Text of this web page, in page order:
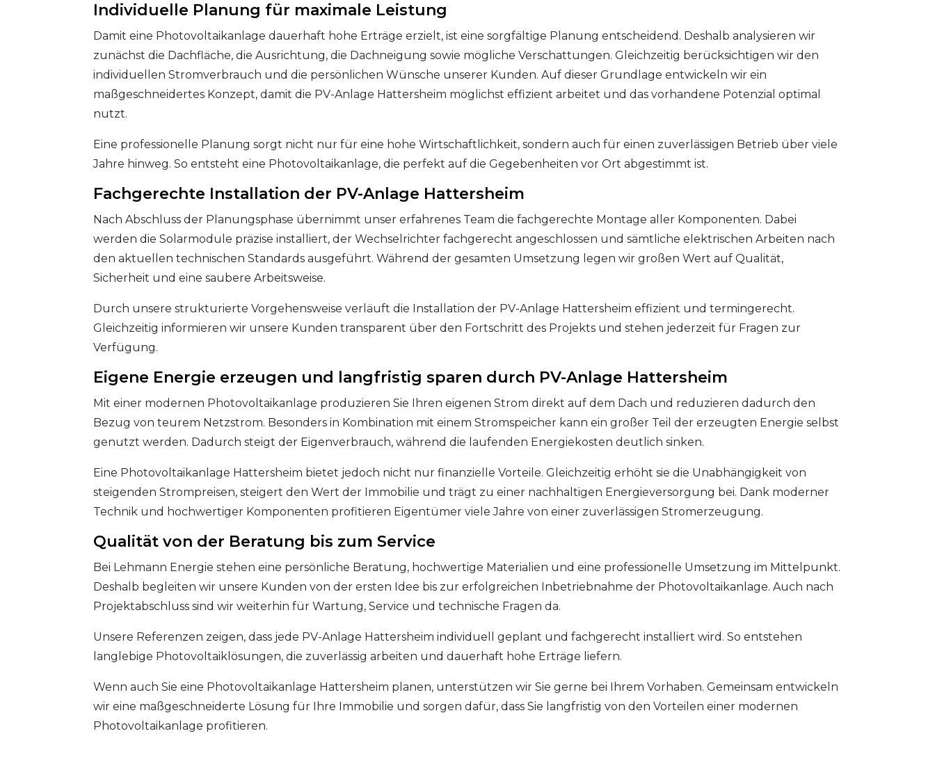
Individuelle Planung für maximale Leistung
Damit eine Photovoltaikanlage dauerhaft hohe Erträge erzielt, ist eine sorgfältige Planung entscheidend. Deshalb analysieren wir
zunächst die Dachfläche, die Ausrichtung, die Dachneigung sowie mögliche Verschattungen. Gleichzeitig berücksichtigen wir den
individuellen Stromverbrauch und die persönlichen Wünsche unserer Kunden. Auf dieser Grundlage entwickeln wir ein
maßgeschneidertes Konzept, damit die PV-Anlage Hattersheim möglichst effizient arbeitet und das vorhandene Potenzial optimal
nutzt.
Eine professionelle Planung sorgt nicht nur für eine hohe Wirtschaftlichkeit, sondern auch für einen zuverlässigen Betrieb über viele
Jahre hinweg. So entsteht eine Photovoltaikanlage, die perfekt auf die Gegebenheiten vor Ort abgestimmt ist.
Fachgerechte Installation der PV-Anlage Hattersheim
Nach Abschluss der Planungsphase übernimmt unser erfahrenes Team die fachgerechte Montage aller Komponenten. Dabei
werden die Solarmodule präzise installiert, der Wechselrichter fachgerecht angeschlossen und sämtliche elektrischen Arbeiten nach
den aktuellen technischen Standards ausgeführt. Während der gesamten Umsetzung legen wir großen Wert auf Qualität,
Sicherheit und eine saubere Arbeitsweise.
Durch unsere strukturierte Vorgehensweise verläuft die Installation der PV-Anlage Hattersheim effizient und termingerecht.
Gleichzeitig informieren wir unsere Kunden transparent über den Fortschritt des Projekts und stehen jederzeit für Fragen zur
Verfügung.
Eigene Energie erzeugen und langfristig sparen durch PV-Anlage Hattersheim
Mit einer modernen Photovoltaikanlage produzieren Sie Ihren eigenen Strom direkt auf dem Dach und reduzieren dadurch den
Bezug von teurem Netzstrom. Besonders in Kombination mit einem Stromspeicher kann ein großer Teil der erzeugten Energie selbst
genutzt werden. Dadurch steigt der Eigenverbrauch, während die laufenden Energiekosten deutlich sinken.
Eine Photovoltaikanlage Hattersheim bietet jedoch nicht nur finanzielle Vorteile. Gleichzeitig erhöht sie die Unabhängigkeit von
steigenden Strompreisen, steigert den Wert der Immobilie und trägt zu einer nachhaltigen Energieversorgung bei. Dank moderner
Technik und hochwertiger Komponenten profitieren Eigentümer viele Jahre von einer zuverlässigen Stromerzeugung.
Qualität von der Beratung bis zum Service
Bei Lehmann Energie stehen eine persönliche Beratung, hochwertige Materialien und eine professionelle Umsetzung im Mittelpunkt.
Deshalb begleiten wir unsere Kunden von der ersten Idee bis zur erfolgreichen Inbetriebnahme der Photovoltaikanlage. Auch nach
Projektabschluss sind wir weiterhin für Wartung, Service und technische Fragen da.
Unsere Referenzen zeigen, dass jede PV-Anlage Hattersheim individuell geplant und fachgerecht installiert wird. So entstehen
langlebige Photovoltaiklösungen, die zuverlässig arbeiten und dauerhaft hohe Erträge liefern.
Wenn auch Sie eine Photovoltaikanlage Hattersheim planen, unterstützen wir Sie gerne bei Ihrem Vorhaben. Gemeinsam entwickeln
wir eine maßgeschneiderte Lösung für Ihre Immobilie und sorgen dafür, dass Sie langfristig von den Vorteilen einer modernen
Photovoltaikanlage profitieren.